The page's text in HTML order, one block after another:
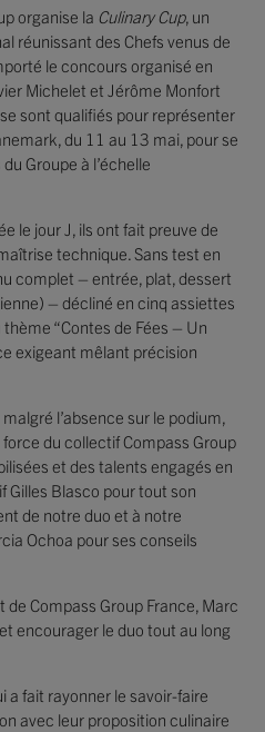
organise la Culinary Cup, un
réunissant des Chefs venus de
le concours organisé en
Michelet et Jérôme Monfort
sont qualifiés pour représenter
du 11 au 13 mai, pour se
Groupe à l’échelle
le jour J, ils ont fait preuve de
technique. Sans test en
complet – entrée, plat, dessert
– décliné en cinq assiettes
“Contes de Fées – Un
exigeant mêlant précision
l’absence sur le podium,
du collectif Compass Group
et des talents engagés en
Gilles Blasco pour tout son
de notre duo et à notre
Ochoa pour ses conseils
Compass Group France, Marc
encourager le duo tout au long
a fait rayonner le savoir-faire
avec leur proposition culinaire